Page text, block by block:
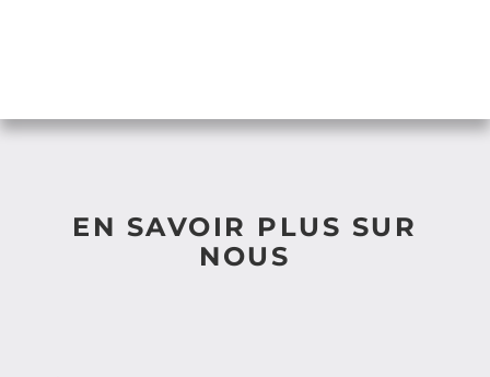
EN SAVOIR PLUS SUR
NOUS